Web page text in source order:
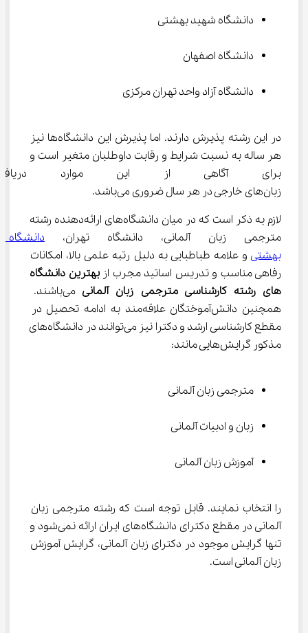
دانشگاه شهید بهشتی
دانشگاه اصفهان
دانشگاه آزاد واحد تهران مرکزی
در این رشته پذیرش دارند. اما پذیرش این دانشگاه‌ها نیز
هر ساله به نسبت شرایط و رقابت داوطلبان متغیر است و
برای آگاهی از این موارد
زبان‌های خارجی در هر سال ضروری می‌باشد.
لازم به ذکر است که در میان دانشگاه‌های ارائه‌دهنده رشته
مترجمی زبان آلمانی، دانشگاه تهران،
بهشتی و علامه طباطبایی به دلیل رتبه علمی بالا، امکانات
رفاهی مناسب و تدریس اساتید مجرب از بهترین دانشگاه
های رشته کارشناسی مترجمی زبان آلمانی
می‌باشند.
همچنین دانش‌آموختگان علاقه‌مند به ادامه تحصیل در
مقطع کارشناسی ارشد و دکترا نیز می‌توانند در دانشگاه‌های
مذکور گرایش‌هایی مانند:
مترجمی زبان آلمانی
زبان و ادبیات آلمانی
آموزش زبان آلمانی
را انتخاب نمایند. قابل توجه است که رشته مترجمی زبان
آلمانی در مقطع دکترای دانشگاه‌های ایران ارائه نمی‌شود و
تنها گرایش موجود در دکترای زبان آلمانی، گرایش آموزش
زبان آلمانی است.